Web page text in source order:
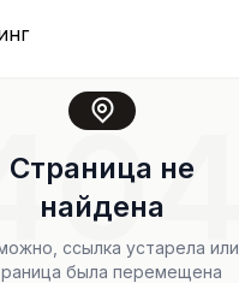
404
Страница не
найдена
ссылка устарела или
была перемещена